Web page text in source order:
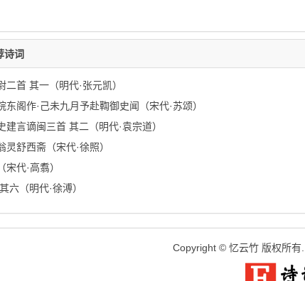
诗词
二首 其一（明代·张元凯）
东阁作·己未九月予赴鞫御史闻（宋代·苏颂）
建言谪闽三首 其二（明代·袁宗道）
灵舒西斋（宋代·徐照）
代·高翥）
六（明代·徐溥）
Copyright © 忆云竹 版权所有.